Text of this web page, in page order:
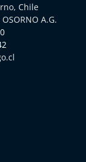
Chile
OSORNO A.G.